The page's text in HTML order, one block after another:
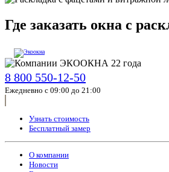
Где заказать окна с
8 800 550-12-50
Ежедневно с 09:00 до 21:00
Узнать стоимость
Бесплатный замер
О компании
Новости